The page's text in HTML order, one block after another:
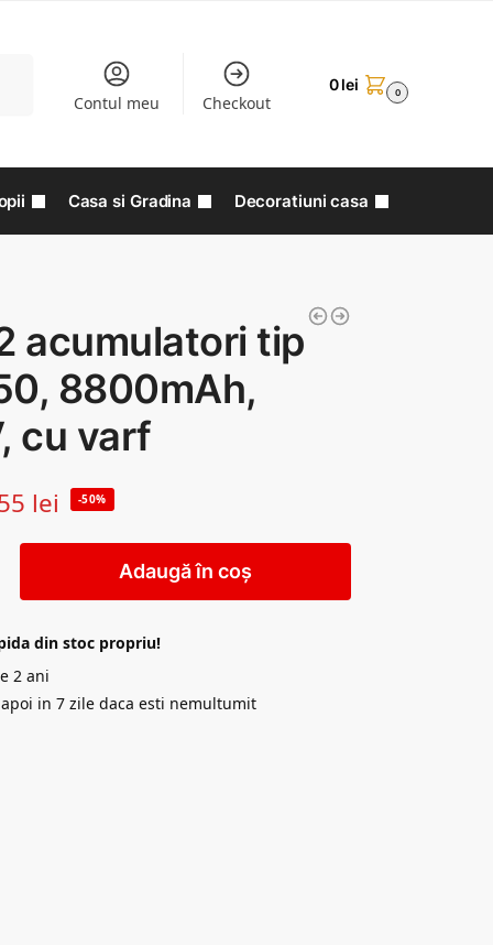
Contul meu Checkout
0lei 0
Casa si Gradina Decoratiuni casa
acumulatori tip
8800mAh,
cu varf
lei -50%
Adaugă în coș
din stoc propriu!
2 ani
in 7 zile daca esti nemultumit